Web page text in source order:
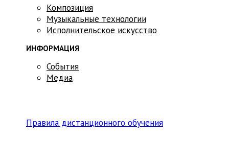
Композиция
Музыкальные технологии
Исполнительское искусство
ИНФОРМАЦИЯ
События
Медиа
Правила дистанционного обучения